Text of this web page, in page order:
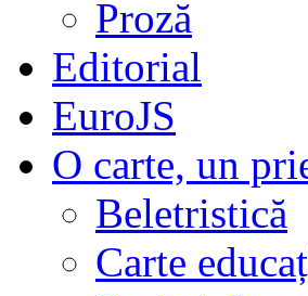
Proză
Editorial
EuroJS
O carte, un
Beletristică
Carte